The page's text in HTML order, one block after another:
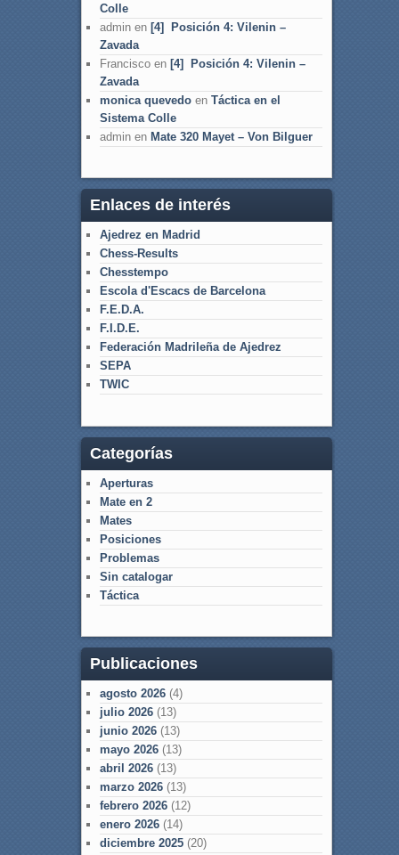
Colle
adminen [4] Posición 4: Vilenin –
Zavada
Franciscoen [4] Posición 4: Vilenin –
Zavada
monica quevedoen Táctica en el
Sistema Colle
adminen Mate 320 Mayet – Von Bilguer
Enlaces de interés
Ajedrez en Madrid
Chess-Results
Chesstempo
Escola d'Escacs de Barcelona
F.E.D.A.
F.I.D.E.
Federación Madrileña de Ajedrez
SEPA
TWIC
Categorías
Aperturas
Mate en 2
Mates
Posiciones
Problemas
Sin catalogar
Táctica
Publicaciones
agosto 2026(4)
julio 2026(13)
junio 2026(13)
mayo 2026(13)
abril 2026(13)
marzo 2026(13)
febrero 2026(12)
enero 2026(14)
diciembre 2025(20)